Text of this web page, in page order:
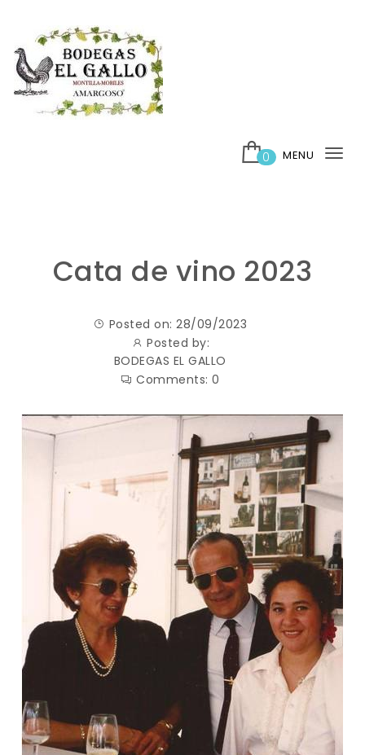
0 MENU
Cata de vino 2023
Posted on: 28/09/2023
Posted by:
BODEGAS EL GALLO
Comments:0